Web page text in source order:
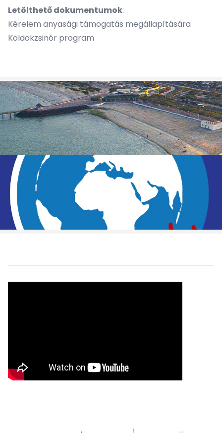
Letölthető dokumentumok:
Kérelem anyasági támogatás megállapítására
Köldökzsinór program